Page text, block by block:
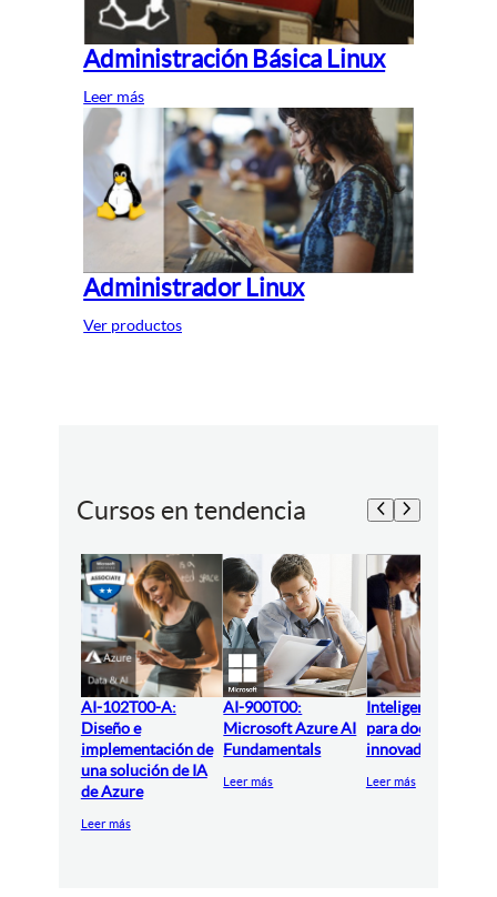
Administración Básica Linux
Leer más
Administrador Linux
Ver productos
Cursos en tendencia
AI-102T00-A:
Diseño e
implementación de
una solución de IA
de Azure
Leer más
AI-900T00:
Microsoft Azure AI
Fundamentals
Leer más
Inteligencia
para docentes
innovadores
Leer más